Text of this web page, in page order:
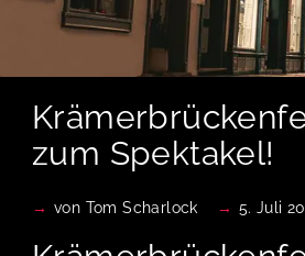
zum Spektakel!
von Tom Scharlock 5. Juli